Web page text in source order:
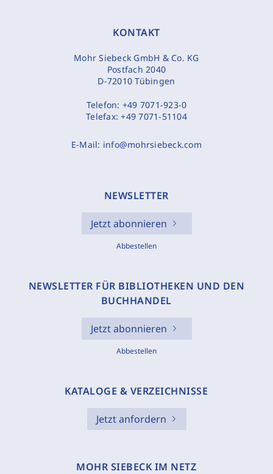
KONTAKT
Mohr Siebeck GmbH & Co. KG
Postfach 2040
D-72010 Tübingen
Telefon: +49 7071-923-0
Telefax:+49 7071-51104
E-Mail: info@mohrsiebeck.com
NEWSLETTER
Jetzt abonnieren
Abbestellen
NEWSLETTER FÜR BIBLIOTHEKEN UND DEN
BUCHHANDEL
Jetzt abonnieren
Abbestellen
KATALOGE & VERZEICHNISSE
Jetzt anfordern
MOHR SIEBECK IM NETZ